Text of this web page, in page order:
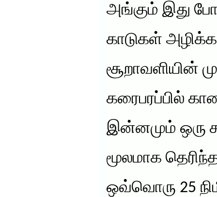
அங்கும் இது
காடுகள்
சூறாவளியின்
கரைபரப்பில்
இன்னமும் ஒரு
மூலமாக
ஒவ்வொரு 25